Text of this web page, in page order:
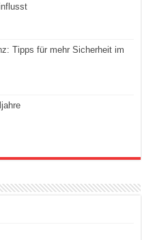
Tipps für mehr Sicherheit im